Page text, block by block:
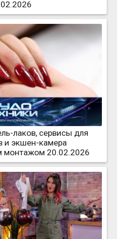
лаков, сервисы для
и экшен-камера
монтажом 20.02.2026